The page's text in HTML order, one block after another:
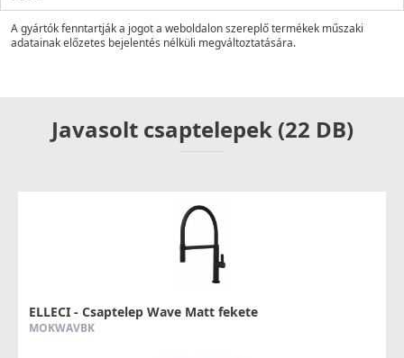
A gyártók fenntartják a jogot a weboldalon szereplő termékek műszaki
adatainak előzetes bejelentés nélküli megváltoztatására.
Javasolt csaptelepek (22 DB)
ELLECI - Csaptelep Wave Matt fekete
MOKWAVBK